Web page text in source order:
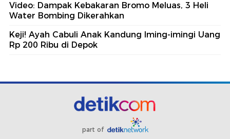
Video: Dampak Kebakaran Bromo Meluas, 3 Heli
Water Bombing Dikerahkan
Keji! Ayah Cabuli Anak Kandung Iming-imingi Uang
Rp 200 Ribu di Depok
part of